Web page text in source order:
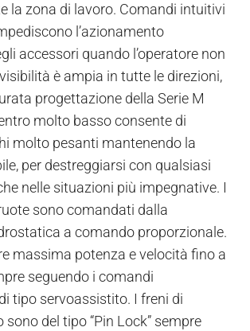
la zona di lavoro. Comandi intuitivi
l’azionamento
accessori quando l’operatore non
è ampia in tutte le direzioni,
progettazione della Serie M
molto basso consente di
molto pesanti mantenendo la
per destreggiarsi con qualsiasi
nelle situazioni più impegnative. I
sono comandati dalla
a comando proporzionale.
massima potenza e velocità fino a
seguendo i comandi
tipo servoassistito. I freni di
del tipo “Pin Lock” sempre